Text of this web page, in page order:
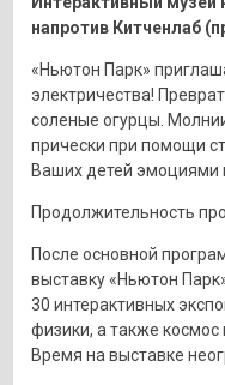
напротив Китченлаб
«Ньютон Парк»
электричества!
соленые огурцы.
прически при помощи
Ваших детей эмоциями
Продолжительность
После основной
выставку «Ньютон
30 интерактивных
физики, а также космос
Время на выставке